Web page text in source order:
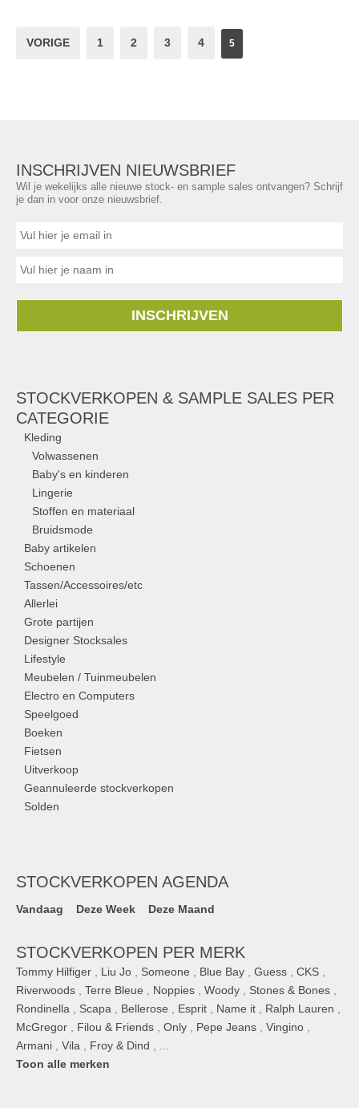
VORIGE 1 2 3 4 5
INSCHRIJVEN NIEUWSBRIEF
Wil je wekelijks alle nieuwe stock- en sample sales ontvangen? Schrijf
je dan in voor onze nieuwsbrief.
INSCHRIJVEN
STOCKVERKOPEN & SAMPLE SALES PER
CATEGORIE
Kleding
Volwassenen
Baby's en kinderen
Lingerie
Stoffen en materiaal
Bruidsmode
Baby artikelen
Schoenen
Tassen/Accessoires/etc
Allerlei
Grote partijen
Designer Stocksales
Lifestyle
Meubelen / Tuinmeubelen
Electro en Computers
Speelgoed
Boeken
Fietsen
Uitverkoop
Geannuleerde stockverkopen
Solden
STOCKVERKOPEN AGENDA
Vandaag Deze Week Deze Maand
STOCKVERKOPEN PER MERK
Tommy Hilfiger Liu Jo Someone Blue Bay Guess CKS
Riverwoods
Terre Bleue Noppies Woody Stones & Bones
Rondinella
Scapa Bellerose Esprit Name it Ralph Lauren
McGregor
Filou & Friends Only Pepe Jeans Vingino
Armani
Vila Froy & Dind
Toon alle merken